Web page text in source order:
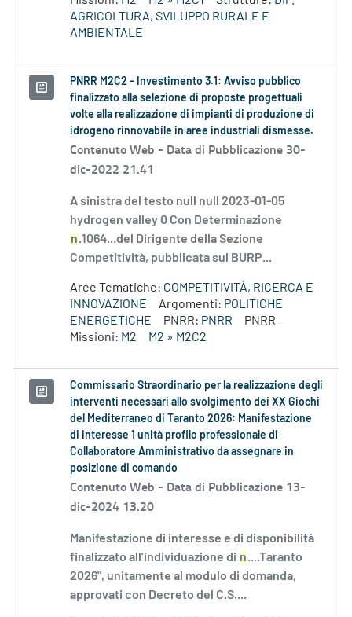
AGRICOLTURA, SVILUPPO RURALE E
AMBIENTALE
PNRR M2C2 - Investimento 3.1: Avviso pubblico
finalizzato alla selezione di proposte progettuali
volte alla realizzazione di impianti di produzione di
idrogeno rinnovabile in aree industriali dismesse.
Contenuto Web - Data di Pubblicazione 30-
dic-2022 21.41
A sinistra del testo null null 2023-01-05
hydrogen valley 0 Con Determinazione
n.1064...del Dirigente della Sezione
Competitività, pubblicata sul BURP...
Aree Tematiche: COMPETITIVITÀ, RICERCA E
INNOVAZIONE
Argomenti: POLITICHE
ENERGETICHE
PNRR: PNRR
PNRR -
Missioni: M2 M2 » M2C2
Commissario Straordinario per la realizzazione degli
interventi necessari allo svolgimento dei XX Giochi
del Mediterraneo di Taranto 2026: Manifestazione
di interesse 1 unità profilo professionale di
Collaboratore Amministrativo da assegnare in
posizione di comando
Contenuto Web - Data di Pubblicazione 13-
dic-2024 13.20
Manifestazione di interesse e di disponibilità
finalizzato all’individuazione di n....Taranto
2026", unitamente al modulo di domanda,
approvati con Decreto del C.S....